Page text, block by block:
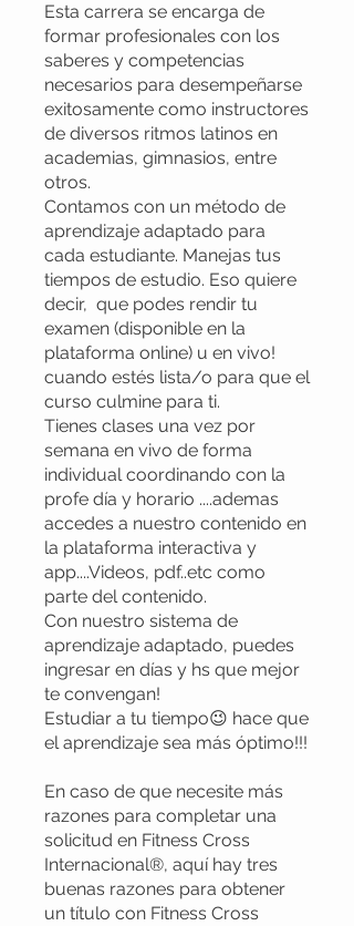
Esta carrera se encarga de
formar profesionales con los
saberes y competencias
necesarios para desempeñarse
exitosamente como instructores
de diversos ritmos latinos en
academias, gimnasios, entre
otros.
Contamos con un método de
aprendizaje adaptado para
cada estudiante. Manejas tus
tiempos de estudio. Eso quiere
decir, que podes rendir tu
examen (disponible en la
plataforma online) u en vivo!
cuando estés lista/o para que el
curso culmine para ti.
Tienes clases una vez por
semana en vivo de forma
individual coordinando con la
profe día y horario ....ademas
accedes a nuestro contenido en
la plataforma interactiva y
app....Videos, pdf..etc como
parte del contenido.
Con nuestro sistema de
aprendizaje adaptado, puedes
ingresar en días y hs que mejor
te convengan!
Estudiar a tu tiempo😉 hace que
el aprendizaje sea más óptimo!!!
En caso de que necesite más
razones para completar una
solicitud en Fitness Cross
Internacional®, aquí hay tres
buenas razones para obtener
un título con Fitness Cross